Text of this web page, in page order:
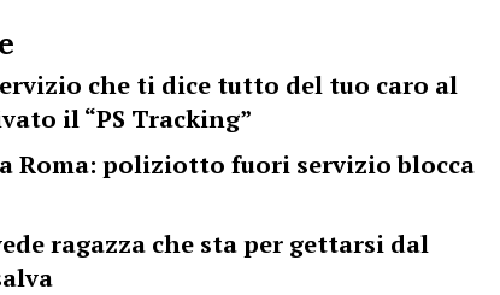
che ti dice tutto del tuo caro al
il “PS Tracking”
Roma: poliziotto fuori servizio blocca
ragazza che sta per gettarsi dal